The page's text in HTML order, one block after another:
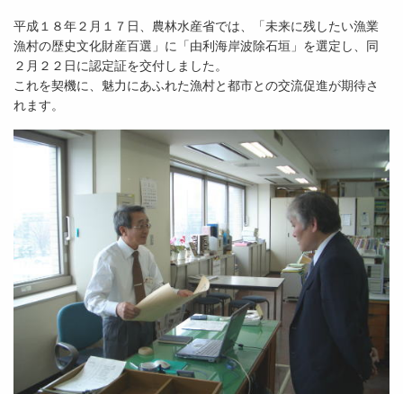
平成１８年２月１７日、農林水産省では、「未来に残したい漁業
漁村の歴史文化財産百選」に「由利海岸波除石垣」を選定し、同
２月２２日に認定証を交付しました。
これを契機に、魅力にあふれた漁村と都市との交流促進が期待さ
れます。